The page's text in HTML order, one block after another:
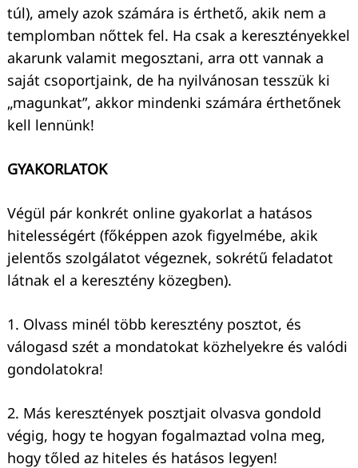
túl), amely azok számára is érthető, akik nem a
templomban nőttek fel. Ha csak a keresztényekkel
akarunk valamit megosztani, arra ott vannak a
saját csoportjaink, de ha nyilvánosan tesszük ki
„magunkat”, akkor mindenki számára érthetőnek
kell lennünk!
GYAKORLATOK
Végül pár konkrét online gyakorlat a hatásos
hitelességért (főképpen azok figyelmébe, akik
jelentős szolgálatot végeznek, sokrétű feladatot
látnak el a keresztény közegben).
1. Olvass minél több keresztény posztot, és
válogasd szét a mondatokat közhelyekre és valódi
gondolatokra!
2. Más keresztények posztjait olvasva gondold
végig, hogy te hogyan fogalmaztad volna meg,
hogy tőled az hiteles és hatásos legyen!